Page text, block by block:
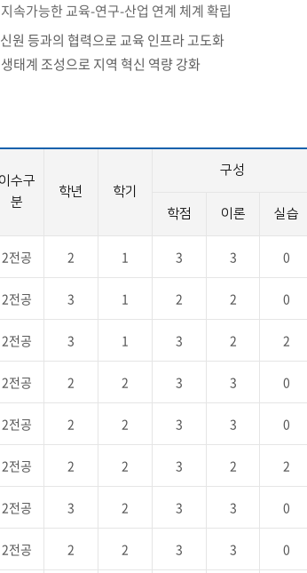
속가능한 교육-연구-산업 연계 체계 확립
원 등과의 협력으로 교육 인프라 고도화
태계 조성으로 지역 혁신 역량 강화
이수구
분
학년 학기
구성
학점 이론 실습
2전공 2 1 3 3 0
2전공 3 1 2 2 0
2전공 3 1 3 2 2
2전공 2 2 3 3 0
2전공 2 2 3 3 0
2전공 2 2 3 2 2
2전공 3 2 3 3 0
2전공 2 2 3 3 0